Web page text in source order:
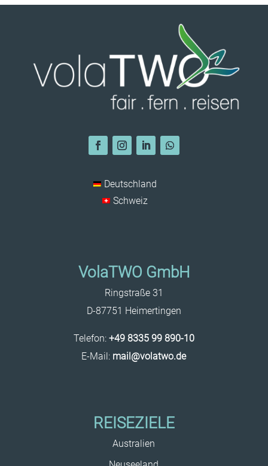
Deutschland
Schweiz
VolaTWO GmbH
Ringstraße 31
D-87751 Heimertingen
Telefon: +49 8335 99 890-10
E-Mail: mail@volatwo.de
REISEZIELE
Australien